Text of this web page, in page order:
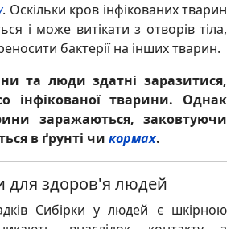
. Оскільки кров інфікованих тварин
і може витікати з отворів тіла,
бактерії на інших тварин.
та люди здатні заразитися,
інфікованої тварини. Однак
заражаються, заковтуючи
в ґрунті чи кормах.
для здоров'я людей
Сибірки у людей є шкірною